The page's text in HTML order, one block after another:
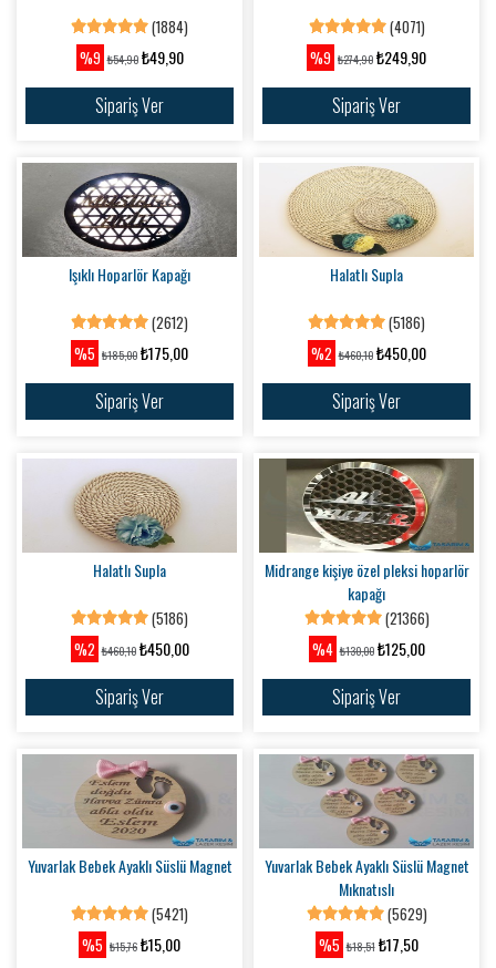
(1884)
%9 ₺54,90₺49,90
Sipariş Ver
(4071)
%9 ₺274,90 ₺249,90
Sipariş Ver
Işıklı Hoparlör Kapağı
(2612)
%5 ₺185,00 ₺175,00
Sipariş Ver
Halatlı Supla
(5186)
%2 ₺460,10₺450,00
Sipariş Ver
Halatlı Supla
(5186)
%2 ₺460,10₺450,00
Sipariş Ver
Midrange kişiye özel pleksi hoparlör
kapağı
(21366)
%4 ₺130,00₺125,00
Sipariş Ver
Yuvarlak Bebek Ayaklı Süslü Magnet
(5421)
%5 ₺15,76 ₺15,00
Yuvarlak Bebek Ayaklı Süslü Magnet
Mıknatıslı
(5629)
%5 ₺18,51₺17,50